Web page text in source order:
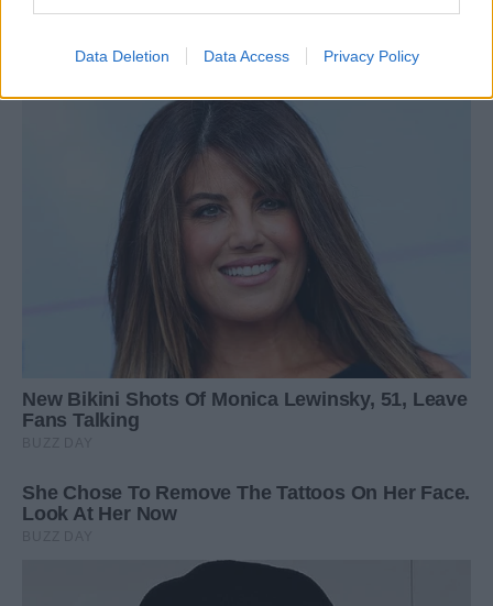
Data Deletion Data Access Privacy Policy